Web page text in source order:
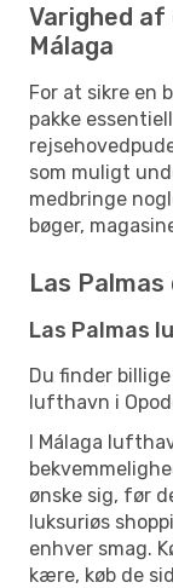
Varighed af
Málaga
For at sikre en
pakke
som muligt
medbringe
bøger,
Las
Las Palmas
Du finder
lufthavn i
I Málaga
ønske sig, før
luksuriøs
enhver smag.
kære, køb de